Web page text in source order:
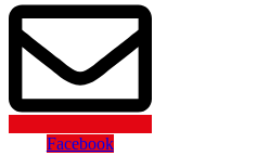
Facebook